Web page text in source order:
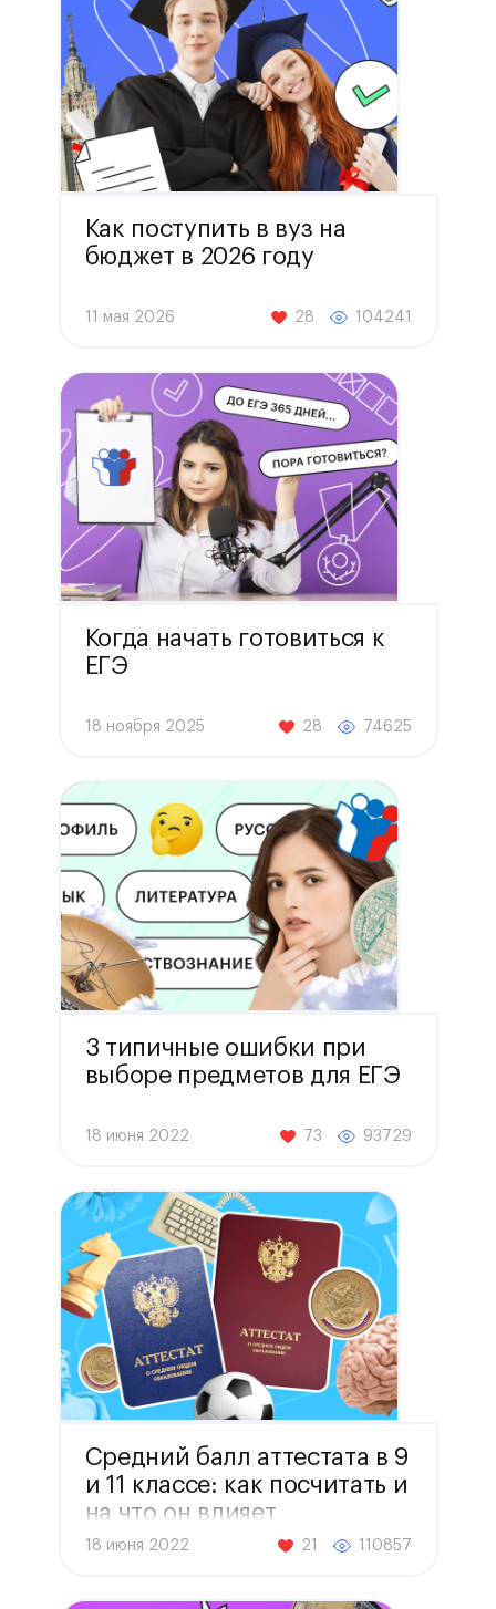
Как поступить в вуз на
бюджет в 2026 году
11 мая 2026 28 104241
Когда начать готовиться к
ЕГЭ
18 ноября 2025 28 74625
3 типичные ошибки при
выборе предметов для ЕГЭ
18 июня 2022 73 93729
Средний балл аттестата в 9
и 11 классе: как посчитать и
на что он влияет
18 июня 2022 21 110857